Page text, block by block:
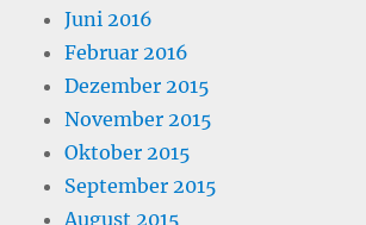
Juni 2016
Februar 2016
Dezember 2015
November 2015
Oktober 2015
September 2015
August 2015